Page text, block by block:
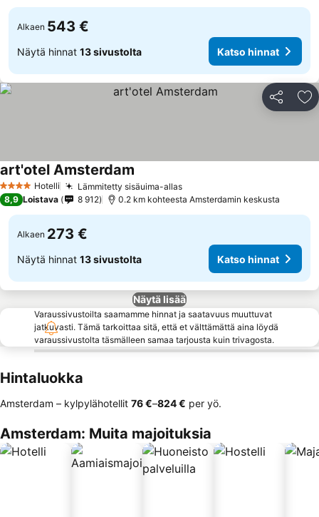
Alkaen 543 €
Näytä hinnat 13 sivustolta Katso hinnat
Jaa
4 Tähtiluokitus
Hotelli Lämmitetty sisäuima-allas
art'otel Amsterdam
8,9 Loistava 8 912 0.2 km kohteesta Amsterdamin keskusta
Alkaen 273 €
Näytä hinnat 13 sivustolta Katso hinnat
Näytä lisää
Varaussivustoilta saamamme hinnat ja saatavuus muuttuvat
jatkuvasti. Tämä tarkoittaa sitä, että et välttämättä aina löydä
varaussivustolta täsmälleen samaa tarjousta kuin trivagosta.
Hintaluokka
Amsterdam – kylpylähotellit ‎76 €–‎824 € per yö.
Amsterdam: Muita majoituksia